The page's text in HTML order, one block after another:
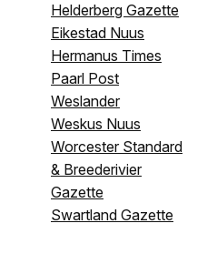
Helderberg Gazette
Eikestad Nuus
Hermanus Times
Paarl Post
Weslander
Weskus Nuus
Worcester Standard
& Breederivier
Gazette
Swartland Gazette